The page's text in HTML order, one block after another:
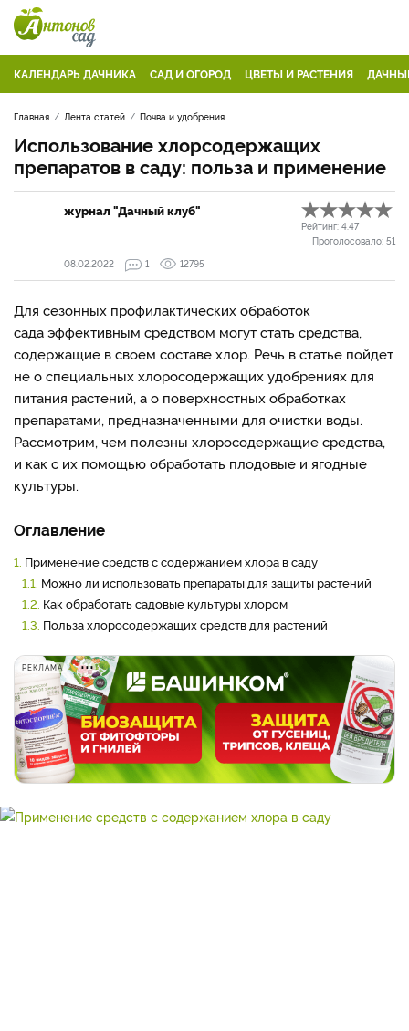
КАЛЕНДАРЬ ДАЧНИКА САД И ОГОРОД ЦВЕТЫ И РАСТЕНИЯ
Главная Лента статей Почва и удобрения
Использование хлорсодержащих
препаратов в саду: польза и применение
журнал "Дачный клуб"
Рейтинг: 4.47
Проголосовало: 51
08.02.2022
1 12795
Для сезонных профилактических обработок
сада эффективным средством могут стать средства,
содержащие в своем составе хлор. Речь в статье пойдет
не о специальных хлоросодержащих удобрениях для
питания растений, а о поверхностных обработках
препаратами, предназначенными для очистки воды.
Рассмотрим, чем полезны хлоросодержащие средства,
и как с их помощью обработать плодовые и ягодные
культуры.
Оглавление
1. Применение средств с содержанием хлора в саду
1.1. Можно ли использовать препараты для защиты растений
1.2. Как обработать садовые культуры хлором
1.3. Польза хлоросодержащих средств для растений
РЕКЛАМА